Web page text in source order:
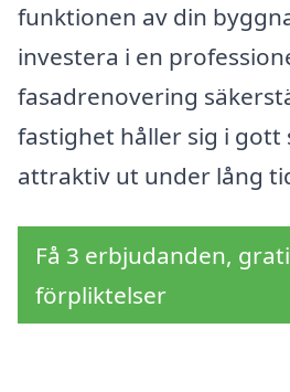
funktionen av din
investera i en
fasadrenovering
fastighet håller sig i gott
attraktiv ut under lång
Få 3 erbjudanden,
förpliktelser